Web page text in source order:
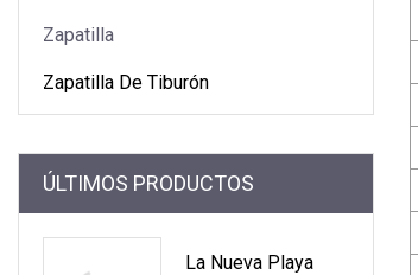
Zapatilla
Zapatilla De Tiburón
ÚLTIMOS PRODUCTOS
La Nueva Playa